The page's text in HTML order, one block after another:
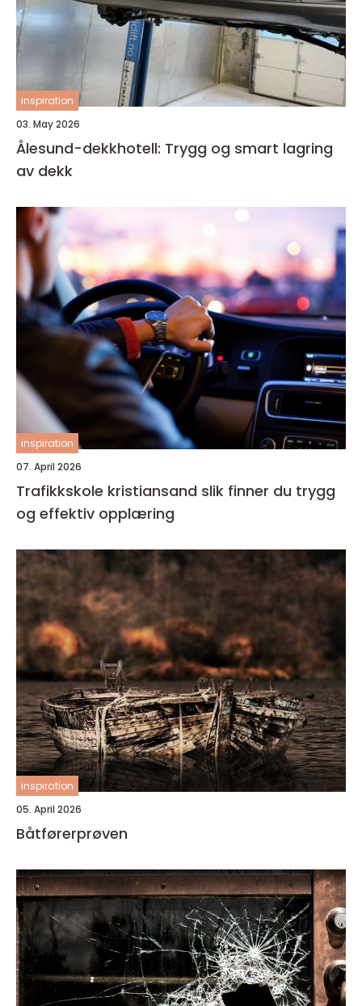
inspiration
03. May 2026
Ålesund-dekkhotell: Trygg og smart lagring
av dekk
inspiration
07. April 2026
Trafikkskole kristiansand slik finner du trygg
og effektiv opplæring
inspiration
05. April 2026
Båtførerprøven